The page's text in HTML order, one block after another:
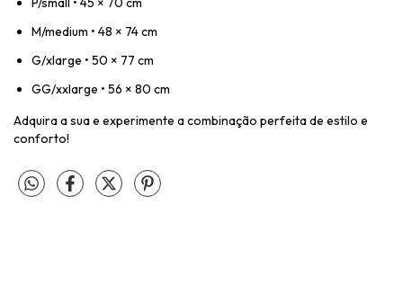
M/medium • 48 × 74 cm
G/xlarge • 50 × 77 cm
GG/xxlarge • 56 × 80 cm
Adquira a sua e experimente a combinação perfeita de estilo e
conforto!